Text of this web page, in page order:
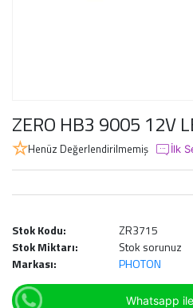
ZERO HB3 9005 12V
Henüz Değerlendirilmemiş İlk
Stok Kodu:
ZR3715
Stok Miktarı:
Stok sorunuz
Markası:
PHOTON
Whatsapp